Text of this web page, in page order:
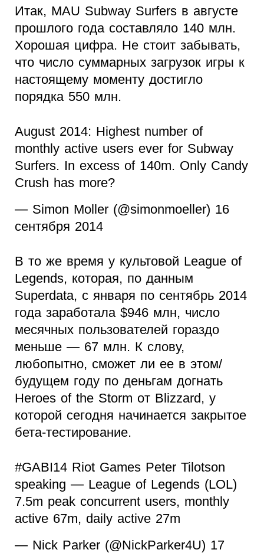
Итак, MAU Subway Surfers в августе
прошлого года составляло 140 млн.
Хорошая цифра. Не стоит забывать,
что число суммарных загрузок игры к
настоящему моменту достигло
порядка 550 млн.
August 2014: Highest number of
monthly active users ever for Subway
Surfers. In excess of 140m. Only Candy
Crush has more?
— Simon Moller (@simonmoeller) 16
сентября 2014
В то же время у культовой League of
Legends, которая, по данным
Superdata, с января по сентябрь 2014
года заработала $946 млн, число
месячных пользователей гораздо
меньше — 67 млн. К слову,
любопытно, сможет ли ее в этом/
будущем году по деньгам догнать
Heroes of the Storm от Blizzard, у
которой сегодня начинается закрытое
бета-тестирование.
#GABI14 Riot Games Peter Tilotson
speaking — League of Legends (LOL)
7.5m peak concurrent users, monthly
active 67m, daily active 27m
— Nick Parker (@NickParker4U) 17